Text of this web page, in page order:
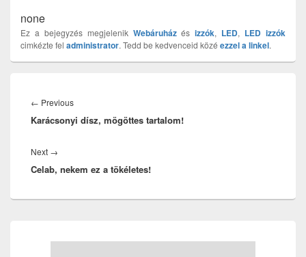
none
Ez a bejegyzés megjelenik Webáruházésizzók, LED, LED izzók
cimkézte fel administrator. Tedd be kedvenceid közé ezzel a linkel.
navigáció
← PreviousPrevious
post:
Karácsonyi dísz, mögöttes tartalom!
Next →
post:
Celab, nekem ez a tökéletes!